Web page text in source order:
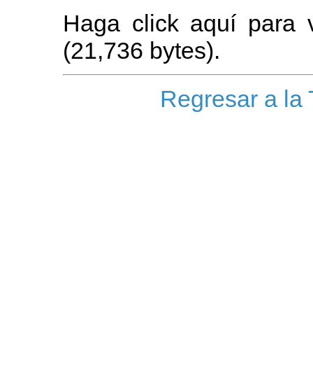
Haga click aquí
(21,736 bytes).
Regresar a la